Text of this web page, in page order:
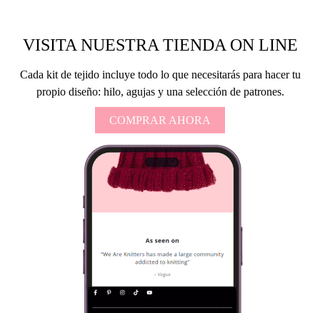
VISITA NUESTRA TIENDA ON LINE
Cada kit de tejido incluye todo lo que necesitarás para hacer tu
propio diseño: hilo, agujas y una selección de patrones.
COMPRAR AHORA